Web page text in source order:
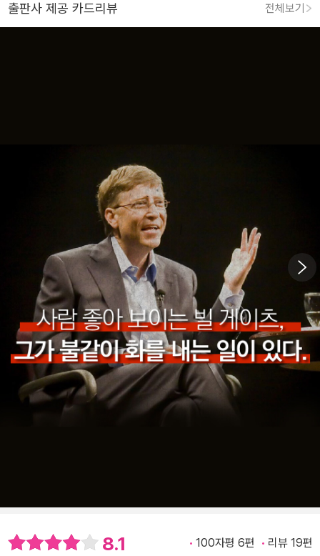
출판사 제공 카드리뷰 전체보기
8.1 100자평 6편 리뷰 19편